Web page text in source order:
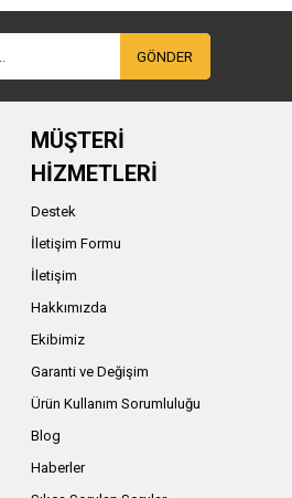
GÖNDER
MÜŞTERİ
HİZMETLERİ
Destek
İletişim Formu
İletişim
Hakkımızda
Ekibimiz
Garanti ve Değişim
Ürün Kullanım Sorumluluğu
Blog
Haberler